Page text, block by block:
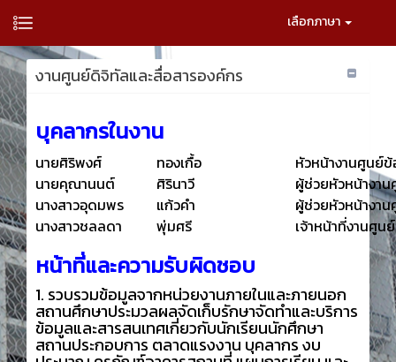
เลือกภาษา
งานศูนย์ดิจิทัลและสื่อสารองค์กร
บุคลากรในงาน
นายศิริพงศ์ ทองเกื้อ
หัวหน้างานศูนย์
นายคุณานนต์
ศิรินาวี
ผู้ช่วยหัวหน้างา
นางสาวอุดมพร
แก้วคำ
ผู้ช่วยหัวหน้างา
นางสาวชลลดา
พุ่มศรี เจ้าหน้าที่งานศูน
หน้าที่และความรับผิดชอบ
1. รวบรวมข้อมูลจากหน่วยงานภายในและภายนอก
สถานศึกษาประมวลผลจัดเก็บรักษาจัดทำและบริการ
ข้อมูลและสารสนเทศเกี่ยวกับนักเรียนนักศึกษา
สถานประกอบการ ตลาดแรงงาน บุคลากร งบ